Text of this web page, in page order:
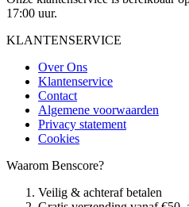
17:00 uur.
KLANTENSERVICE
Over Ons
Klantenservice
Contact
Algemene voorwaarden
Privacy statement
Cookies
Waarom Benscore?
Veilig & achteraf betalen